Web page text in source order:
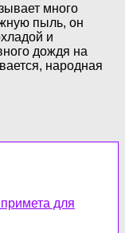
много
пыль, он
и
дождя на
народная
для